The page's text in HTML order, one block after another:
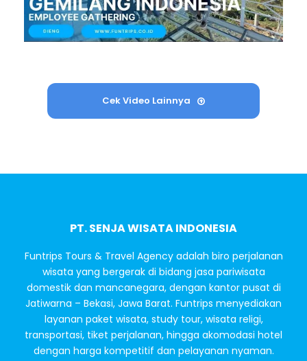
Cek Video Lainnya
PT. SENJA WISATA INDONESIA
Funtrips Tours & Travel Agency adalah biro perjalanan
wisata yang bergerak di bidang jasa pariwisata
domestik dan mancanegara, dengan kantor pusat di
Jatiwarna – Bekasi, Jawa Barat. Funtrips menyediakan
layanan paket wisata, study tour, wisata religi,
transportasi, tiket perjalanan, hingga akomodasi hotel
dengan harga kompetitif dan pelayanan nyaman.